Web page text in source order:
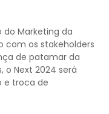
Marketing da
com os stakeholders
de patamar da
o Next 2024 será
e troca de